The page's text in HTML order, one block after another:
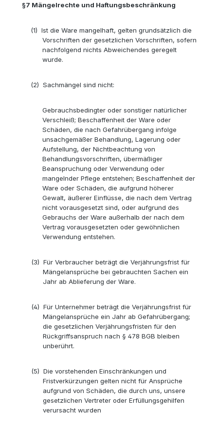
§7 Mängelrechte und Haftungsbeschränkung
(1)Ist die Ware mangelhaft, gelten grundsätzlich die
Vorschriften der gesetzlichen Vorschriften, sofern
nachfolgend nichts Abweichendes geregelt
wurde.
(2)Sachmängel sind nicht:
Gebrauchsbedingter oder sonstiger natürlicher
Verschleiß; Beschaffenheit der Ware oder
Schäden, die nach Gefahrübergang infolge
unsachgemäßer Behandlung, Lagerung oder
Aufstellung, der Nichtbeachtung von
Behandlungsvorschriften, übermäßiger
Beanspruchung oder Verwendung oder
mangelnder Pflege entstehen; Beschaffenheit der
Ware oder Schäden, die aufgrund höherer
Gewalt, äußerer Einflüsse, die nach dem Vertrag
nicht vorausgesetzt sind, oder aufgrund des
Gebrauchs der Ware außerhalb der nach dem
Vertrag vorausgesetzten oder gewöhnlichen
Verwendung entstehen.
(3) Für Verbraucher beträgt die Verjährungsfrist für
Mängelansprüche bei gebrauchten Sachen ein
Jahr ab Ablieferung der Ware.
(4) Für Unternehmer beträgt die Verjährungsfrist für
Mängelansprüche ein Jahr ab Gefahrübergang;
die gesetzlichen Verjährungsfristen für den
Rückgriffsanspruch nach § 478 BGB bleiben
unberührt.
(5) Die vorstehenden Einschränkungen und
Fristverkürzungen gelten nicht für Ansprüche
aufgrund von Schäden, die durch uns, unsere
gesetzlichen Vertreter oder Erfüllungsgehilfen
verursacht wurden